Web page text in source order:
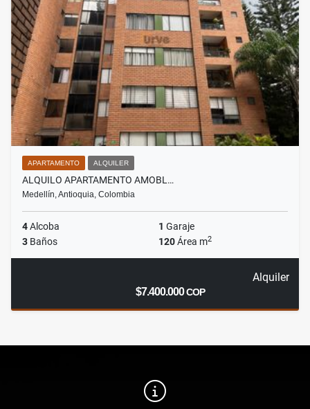
APARTAMENTO ALQUILER
ALQUILO APARTAMENTO AMOBL…
Medellín, Antioquia, Colombia
4Alcoba 1 Garaje
3 Baños 120Área m2
Alquiler
$7.400.000COP